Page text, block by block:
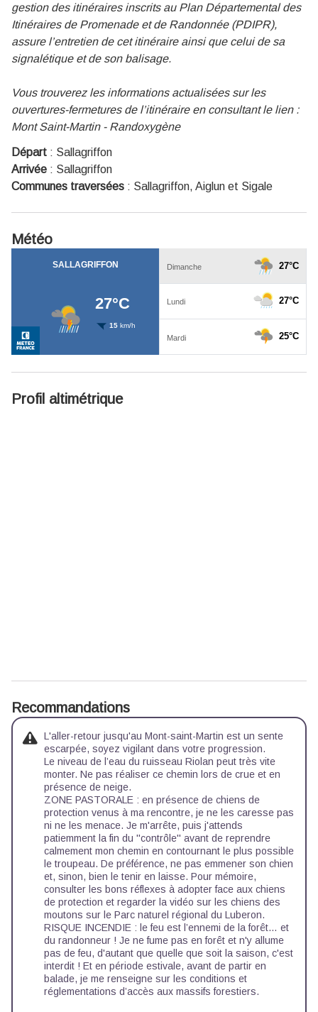
gestion des itinéraires inscrits au Plan Départemental des
Itinéraires de Promenade et de Randonnée (PDIPR),
assure l’entretien de cet itinéraire ainsi que celui de sa
signalétique et de son balisage.
Vous trouverez les informations actualisées sur les
ouvertures-fermetures de l’itinéraire en consultant le lien :
Mont Saint-Martin - Randoxygène
Départ : Sallagriffon
Arrivée : Sallagriffon
Communes traversées : Sallagriffon, Aiglun et Sigale
Météo
Profil altimétrique
Recommandations
L'aller-retour jusqu'au Mont-saint-Martin est un sente
escarpée, soyez vigilant dans votre progression.
Le niveau de l’eau du ruisseau Riolan peut très vite
monter. Ne pas réaliser ce chemin lors de crue et en
présence de neige.
ZONE PASTORALE : en présence de chiens de
protection venus à ma rencontre, je ne les caresse pas
ni ne les menace. Je m'arrête, puis j'attends
patiemment la fin du ''contrôle'' avant de reprendre
calmement mon chemin en contournant le plus possible
le troupeau. De préférence, ne pas emmener son chien
et, sinon, bien le tenir en laisse. Pour mémoire,
consulter les bons réflexes à adopter face aux chiens
de protection et regarder la vidéo sur les chiens des
moutons sur le Parc naturel régional du Luberon.
RISQUE INCENDIE : le feu est l’ennemi de la forêt… et
du randonneur ! Je ne fume pas en forêt et n'y allume
pas de feu, d'autant que quelle que soit la saison, c'est
interdit ! Et en période estivale, avant de partir en
balade, je me renseigne sur les conditions et
réglementations d’accès aux massifs forestiers.